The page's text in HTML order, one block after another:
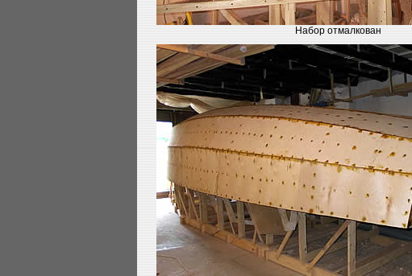
Набор отмалкован